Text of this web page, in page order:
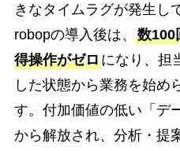
きなタイムラグが発生し
robopの導入後は、 数100
得操作がゼロになり、担
した状態から業務を始め
す。付加価値の低い「デ
から解放され、分析・提